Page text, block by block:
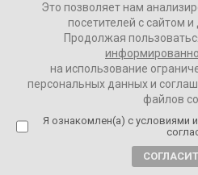
Наши колонки
Интервью
Это позволяет нам
посетителей с сайтом и
Продолжая
на использование
персональных данных и
файлов
Я ознакомлен(а) с условиями